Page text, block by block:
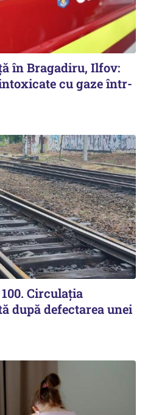
în Bragadiru, Ilfov:
cu gaze într-
Circulația
după defectarea unei